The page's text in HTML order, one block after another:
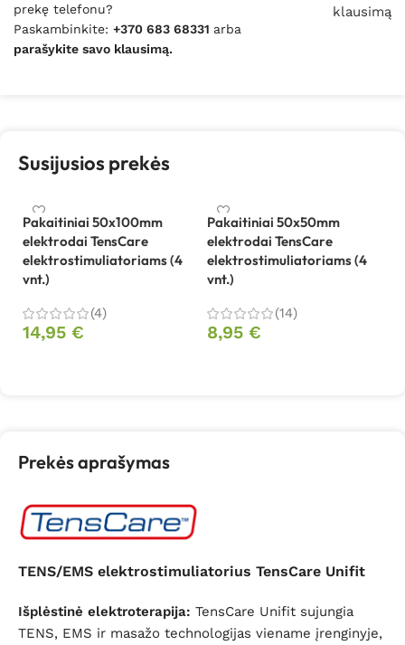
prekę telefonu?
Paskambinkite: +370 683 68331 arba
parašykite savo klausimą.
klausimą
Susijusios prekės
Pakaitiniai 50x100mm
elektrodai TensCare
elektrostimuliatoriams (4
vnt.)
(4)
14,95 €
Pakaitiniai 50x50mm
elektrodai TensCare
elektrostimuliatoriams (4
vnt.)
(14)
8,95 €
Prekės aprašymas
TENS/EMS elektrostimuliatorius TensCare Unifit
Išplėstinė elektroterapija: TensCare Unifit sujungia
TENS, EMS ir masažo technologijas viename įrenginyje,